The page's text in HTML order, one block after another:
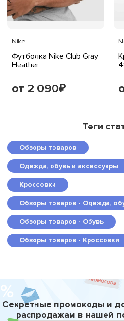
Nike
Футболка Nike Club Gray
Heather
от 2 090₽
Теги
Обзоры товаров
Одежда, обувь и аксессуары
Кроссовки
Обзоры товаров - Одежда,
Обзоры товаров - Обувь
Обзоры товаров - Кроссовки
Секретные промокоды и
распродажам в нашей